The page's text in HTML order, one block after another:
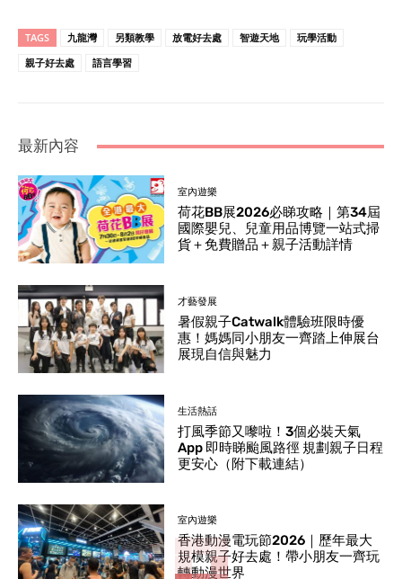
TAGS 九龍灣 另類教學 放電好去處 智遊天地
玩學活動
親子好去處
語言學習
最新內容
室內遊樂
荷花BB展2026必睇攻略｜第34屆
國際嬰兒、兒童用品博覽一站式掃
貨＋免費贈品＋親子活動詳情
才藝發展
暑假親子Catwalk體驗班限時優
惠！媽媽同小朋友一齊踏上伸展台
展現自信與魅力
生活熱話
打風季節又嚟啦！3個必裝天氣
App 即時睇颱風路徑 規劃親子日程
更安心（附下載連結）
室內遊樂
香港動漫電玩節2026｜歷年最大
規模親子好去處！帶小朋友一齊玩
轉動漫世界